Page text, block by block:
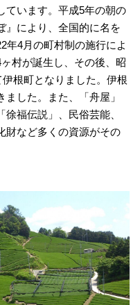
ています。平成5年の朝の
』により、全国的に名を
年4月の町村制の施行によ
村が誕生し、その後、昭
根町となりました。伊根
した。また、「舟屋」
福伝説」、民俗芸能、
財など多くの資源がその